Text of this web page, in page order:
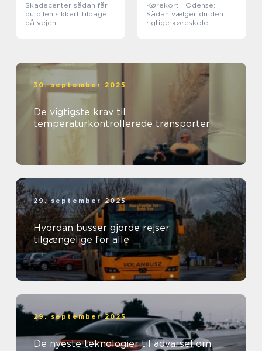
Skadecenter sådan får
du bilen sikkert tilbage
på vejen
Kørekort i Odense:
Sådan vælger du den
rigtige køreskole
30. september 2025
De vigtigste krav til
temperaturkontrollerede transporter
29. september 2025
Hvordan busser gjorde rejser
tilgængelige for alle
29. september 2025
De nyeste teknologier til advarsel om